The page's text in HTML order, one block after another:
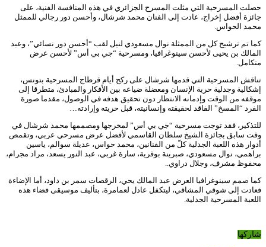
حصلت المسرحية التي مثلت المسرح الجزائري في هذه المنافسة الفنية، على
جائزة أفضل إخراج، عادت إلى الفنان محمد شرشال، وأحسن دور رجالي للممثل
محمد الحواس.
كما تم ترشيح كل من الممثلة نوال مسعودي لنيل لقب “أحسن دور نسائي”، وعبد
المالك بن يحيى لأحسن سينوغرافيا، ومسرحية “جي بي أس” لأحسن عرض
متكامل.
تناقش المسرحية التي قدمها شرشال على ركح أيام قرطاج المسرحية بتونس،
إشكالية وجدلية حرية الإنسان ومعضلة ضياعه بين الأفكار والمبادئ، متطرقا إلى
موقفه من الوقت وإدمانه الانتظار دون تحقيق هدفه في الوصول، مقدما صورة
الفرد “المسخ” الفاقد لحقيقته وإنسانيته، قبل حريته وإرادته…
للتذكير، فقد توجت مسرحية “جي بي أس” لمخرجها ومصممها محمد شرشال في
وقت سابق بجائزة الشيخ سلطان القاسمي لأفضل عرض مسرحي عربي، وتقمص
أدوار هذه اللعبة الجدلية كلّ من الفنانين، محمد حواس، عديلة سوالم، ياسين
براهمي، نوال مسعودي، صبرينة بوقرية، سارة غربي، عبد النور يسعد، مراد مجرام،
محفوظ مشرف، وجلال دراوي..
كما صمم سينوغرافيا العرض عبد المالك يحي، الرقصات سمر بن داود، أما الإضاءة
فعادت إلى شوقي المشاقي، ليتكفل عادل لعمامرة، بتأليف موسيقى فضاء هذه
اللعبة المسرحية الجدلية.
شاركها